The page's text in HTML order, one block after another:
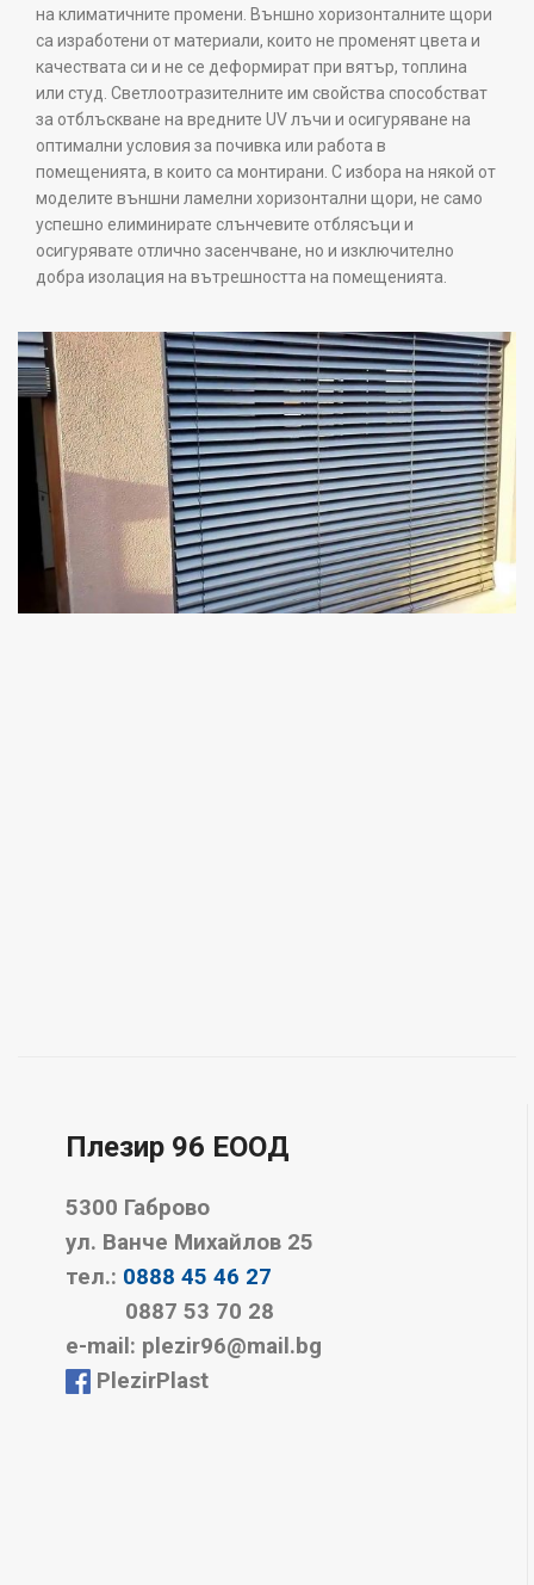
на климатичните промени. Външно хоризонталните щори
са изработени от материали, които не променят цвета и
качествата си и не се деформират при вятър, топлина
или студ. Светлоотразителните им свойства способстват
за отблъскване на вредните UV лъчи и осигуряване на
оптимални условия за почивка или работа в
помещенията, в които са монтирани. С избора на някой от
моделите външни ламелни хоризонтални щори, не само
успешно елиминирате слънчевите отблясъци и
осигурявате отлично засенчване, но и изключително
добра изолация на вътрешността на помещенията.
Плезир 96 EООД
5300 Габрово
ул. Ванче Михайлов 25
тел.: 0888 45 46 27
0887 53 70 28
е-mail: plezir96@mail.bg
PlezirPlast